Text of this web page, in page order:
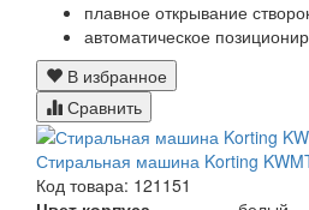
плавное открывание
автоматическое
В избранное
Сравнить
Стиральная машина Korting
Код товара: 121151